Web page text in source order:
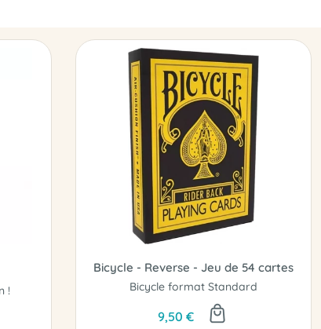
!
Bicycle - Reverse - Jeu de 54 cartes
Bicycle format Standard
9,50 €